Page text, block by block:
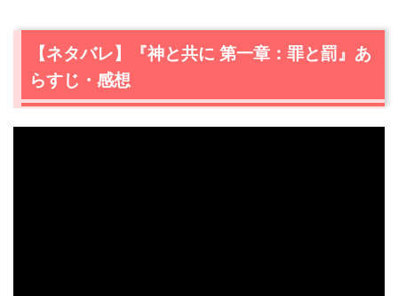
【ネタバレ】『神と共に 第一章：罪と罰』あ
らすじ・感想